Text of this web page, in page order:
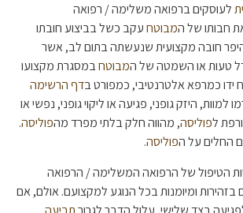
לעוסקים ברפואה משלימה / רפואה
חבותו של המבוטחעקב כשל בביצוע חובתו
חובה מקצועית שנעשתה בתום לב, אשר
טעות או השמטה של המבוטחבמסגרת מקצועו
ידו כמרפא אלטרנטיבי, כמפורט בדף הרשימה
למוות, היזק גופני, פגיעה או ליקוי גופני, נפשי או
לפוליסה, מהווה חלק בלתי מפרד מהפוליסה.
החלים על הפוליסה.
הטיפול של הרפואה המשלימה / הרפואה
בזהירות ומיומנות בכל הנוגע למקצועם. אולם, אם